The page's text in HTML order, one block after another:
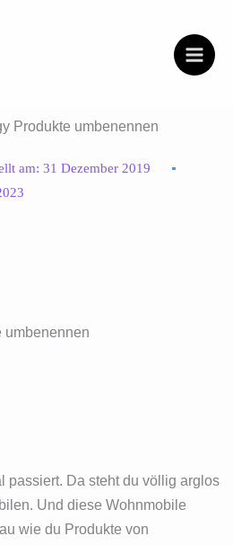
am: 31 Dezember 2019
umbenennen
passiert. Da steht du völlig arglos
Und diese Wohnmobile
wie du Produkte von